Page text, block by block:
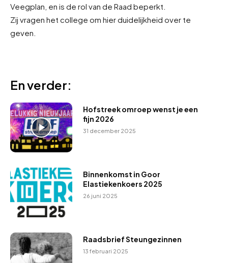
Veegplan, en is de rol van de Raad beperkt.
Zij vragen het college om hier duidelijkheid over te
geven.
En verder:
Hofstreek omroep wenst je een
fijn 2026
31 december 2025
Binnenkomst in Goor
Elastiekenkoers 2025
26 juni 2025
Raadsbrief Steungezinnen
13 februari 2025